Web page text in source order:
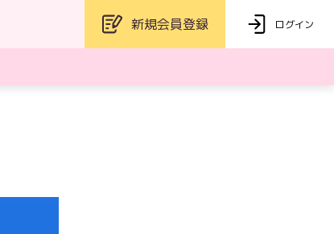
新規会員登録 ログイン